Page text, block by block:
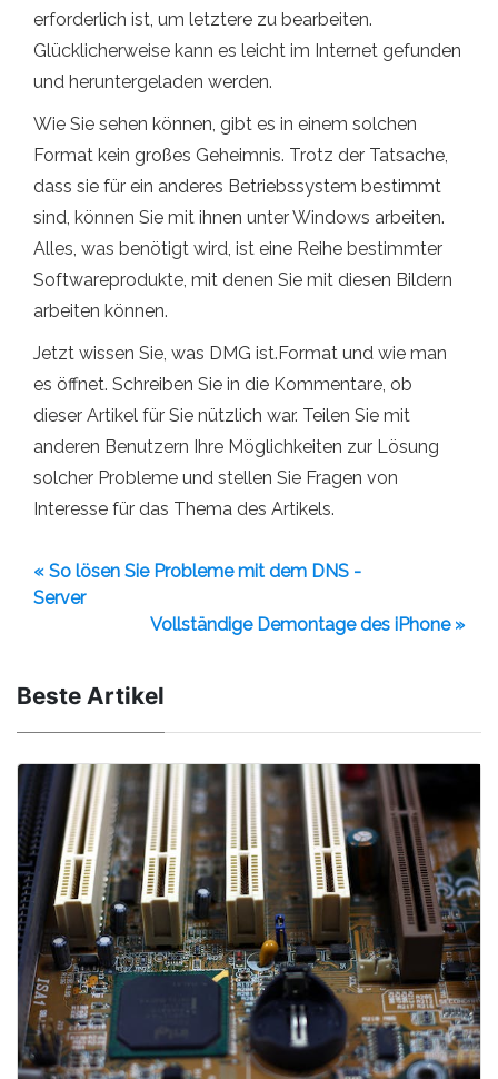
erforderlich ist, um letztere zu bearbeiten.
Glücklicherweise kann es leicht im Internet gefunden
und heruntergeladen werden.
Wie Sie sehen können, gibt es in einem solchen
Format kein großes Geheimnis. Trotz der Tatsache,
dass sie für ein anderes Betriebssystem bestimmt
sind, können Sie mit ihnen unter Windows arbeiten.
Alles, was benötigt wird, ist eine Reihe bestimmter
Softwareprodukte, mit denen Sie mit diesen Bildern
arbeiten können.
Jetzt wissen Sie, was DMG ist.Format und wie man
es öffnet. Schreiben Sie in die Kommentare, ob
dieser Artikel für Sie nützlich war. Teilen Sie mit
anderen Benutzern Ihre Möglichkeiten zur Lösung
solcher Probleme und stellen Sie Fragen von
Interesse für das Thema des Artikels.
« So lösen Sie Probleme mit dem DNS -
Server
Vollständige Demontage des iPhone »
Beste Artikel